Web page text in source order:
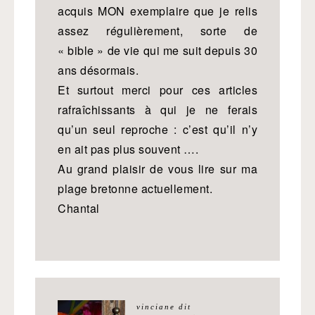
acquis MON exemplaire que je relis
assez régulièrement, sorte de
« bible » de vie qui me suit depuis 30
ans désormais.
Et surtout merci pour ces articles
rafraîchissants à qui je ne ferais
qu’un seul reproche : c’est qu’il n’y
en ait pas plus souvent ….
Au grand plaisir de vous lire sur ma
plage bretonne actuellement.
Chantal
vinciane dit